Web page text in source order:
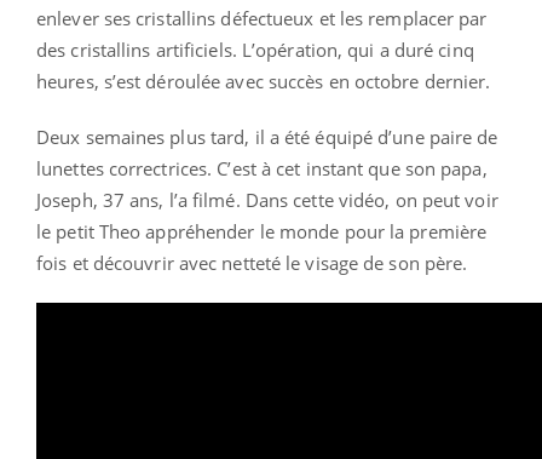
enlever ses cristallins défectueux et les remplacer par
des cristallins artificiels. L’opération, qui a duré cinq
heures, s’est déroulée avec succès en octobre dernier.
Deux semaines plus tard, il a été équipé d’une paire de
lunettes correctrices. C’est à cet instant que son papa,
Joseph, 37 ans, l’a filmé. Dans cette vidéo, on peut voir
le petit Theo appréhender le monde pour la première
fois et découvrir avec netteté le visage de son père.